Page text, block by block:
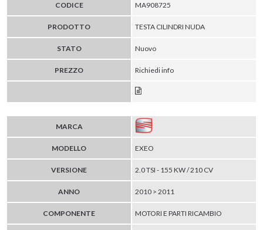
CODICE MA908725
PRODOTTO TESTA CILINDRI NUDA
STATO Nuovo
PREZZO Richiedi info
MARCA
MODELLO EXEO
VERSIONE 2.0 TSI - 155 KW / 210 CV
ANNO 2010 > 2011
COMPONENTE MOTORI E PARTI RICAMBIO